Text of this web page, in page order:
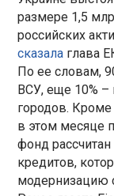
размере 1,5
российских
сказала глава
По ее словам,
ВСУ, еще 10% –
городов. Кроме
в этом месяце
фонд
кредитов,
модернизацию